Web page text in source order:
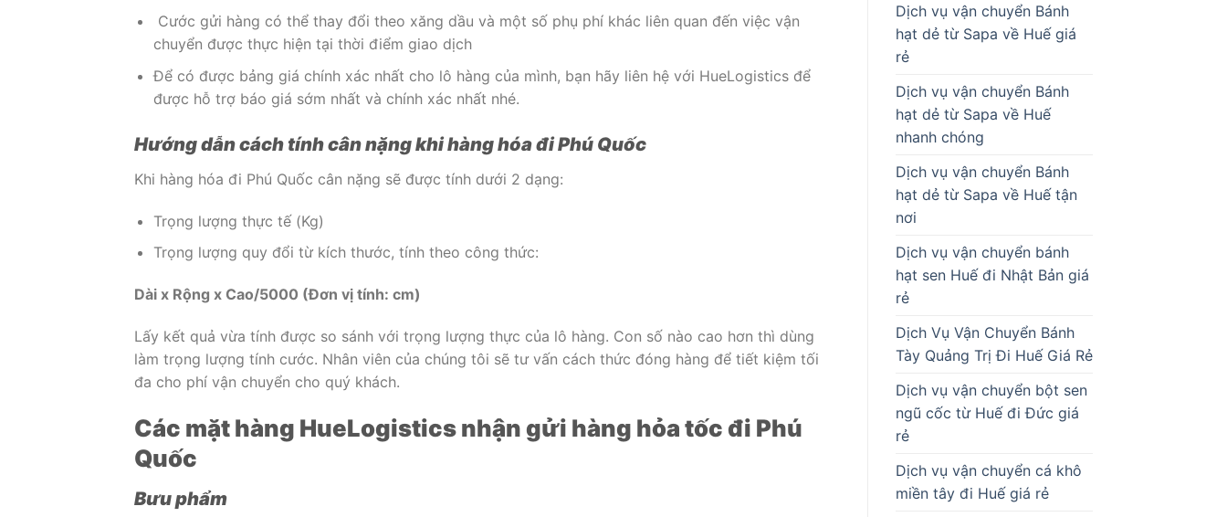
Cước gửi hàng có thể thay đổi theo xăng dầu và một số phụ phí khác liên quan đến việc vận
chuyển được thực hiện tại thời điểm giao dịch
Để có được bảng giá chính xác nhất cho lô hàng của mình, bạn hãy liên hệ với HueLogistics để
được hỗ trợ báo giá sớm nhất và chính xác nhất nhé.
Hướng dẫn cách tính cân nặng khi hàng hóa đi Phú Quốc
Khi hàng hóa đi Phú Quốc cân nặng sẽ được tính dưới 2 dạng:
Trọng lượng thực tế (Kg)
Trọng lượng quy đổi từ kích thước, tính theo công thức:
Dài x Rộng x Cao/5000 (Đơn vị tính: cm)
Lấy kết quả vừa tính được so sánh với trọng lượng thực của lô hàng. Con số nào cao hơn thì dùng
làm trọng lượng tính cước. Nhân viên của chúng tôi sẽ tư vấn cách thức đóng hàng để tiết kiệm tối
đa cho phí vận chuyển cho quý khách.
Các mặt hàng HueLogistics nhận gửi hàng hỏa tốc đi Phú
Quốc
Bưu phẩm
Dịch vụ vận chuyển Bánh
hạt dẻ từ Sapa về Huế giá
rẻ
Dịch vụ vận chuyển Bánh
hạt dẻ từ Sapa về Huế
nhanh chóng
Dịch vụ vận chuyển Bánh
hạt dẻ từ Sapa về Huế tận
nơi
Dịch vụ vận chuyển bánh
hạt sen Huế đi Nhật Bản giá
rẻ
Dịch Vụ Vận Chuyển Bánh
Tày Quảng Trị Đi Huế Giá Rẻ
Dịch vụ vận chuyển bột sen
ngũ cốc từ Huế đi Đức giá
rẻ
Dịch vụ vận chuyển cá khô
miền tây đi Huế giá rẻ